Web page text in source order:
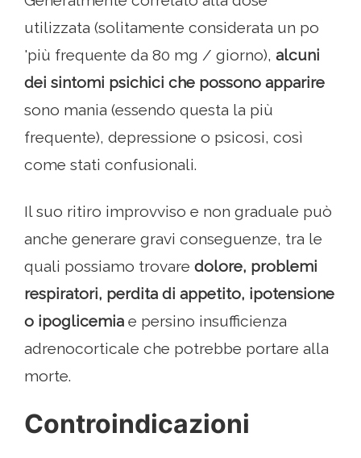
utilizzata (solitamente considerata un po
'più frequente da 80 mg / giorno), alcuni
dei sintomi psichici che possono apparire
sono mania (essendo questa la più
frequente), depressione o psicosi, così
come stati confusionali.
Il suo ritiro improvviso e non graduale può
anche generare gravi conseguenze, tra le
quali possiamo trovare dolore, problemi
respiratori, perdita di appetito, ipotensione
o ipoglicemia e persino insufficienza
adrenocorticale che potrebbe portare alla
morte.
Controindicazioni